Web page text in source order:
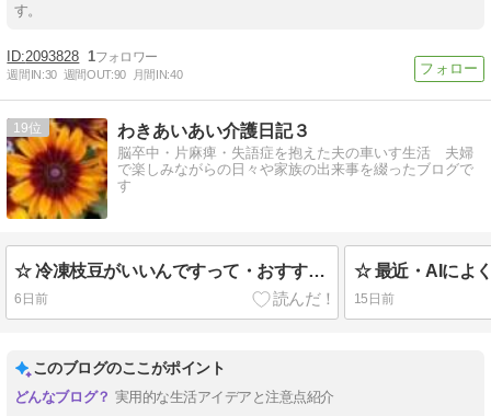
す。
2093828 1
週間IN:30 週間OUT:90 月間IN:40
19 わきあいあい介護日記３
脳卒中・片麻痺・失語症を抱えた夫の車いす生活 夫婦
で楽しみながらの日々や家族の出来事を綴ったブログで
す
☆ 冷凍枝豆がいいんですって・おすすめ！ ☆
6日前 15日前
このブログのここがポイント
実用的な生活アイデアと注意点紹介